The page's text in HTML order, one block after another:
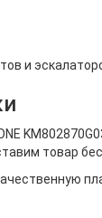
и
товар